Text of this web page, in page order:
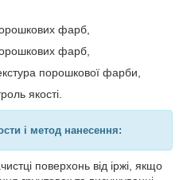
фарб,
фарб,
порошкової фарби,
якості.
і метод нанесення:
поверхонь від іржі, якщо